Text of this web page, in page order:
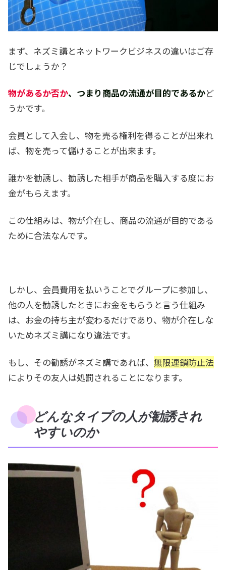
まず、ネズミ講とネットワークビジネスの違いはご存
じでしょうか？
物があるか否か、つまり商品の流通が目的であるかど
うかです。
会員として入会し、物を売る権利を得ることが出来れ
ば、物を売って儲けることが出来ます。
誰かを勧誘し、勧誘した相手が商品を購入する度にお
金がもらえます。
この仕組みは、物が介在し、商品の流通が目的である
ために合法なんです。
しかし、会員費用を払いうことでグループに参加し、
他の人を勧誘したときにお金をもらうと言う仕組み
は、お金の持ち主が変わるだけであり、物が介在しな
いためネズミ講になり違法です。
もし、その勧誘がネズミ講であれば、 無限連鎖防止法
によりその友人は処罰されることになります。
どんなタイプの人が勧誘され
やすいのか